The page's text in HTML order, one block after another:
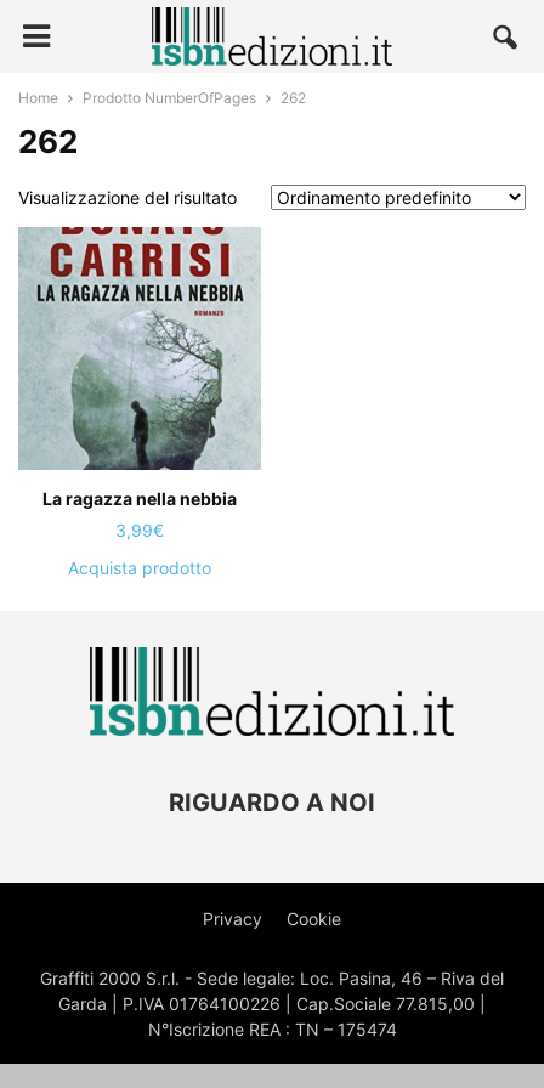
Home Prodotto NumberOfPages 262
262
Visualizzazione del risultato
La ragazza nella nebbia
3,99€
Acquista prodotto
RIGUARDO A NOI
Privacy Cookie
Graffiti 2000 S.r.l. - Sede legale: Loc. Pasina, 46 – Riva del
Garda | P.IVA 01764100226 | Cap.Sociale 77.815,00 |
N°Iscrizione REA : TN – 175474